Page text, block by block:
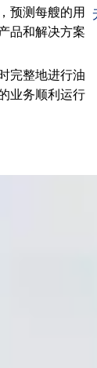
预测每艘的用
和解决方案。
完整地进行油
务顺利运行。